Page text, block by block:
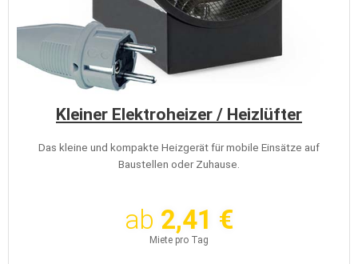
Kleiner Elektroheizer / Heizlüfter
Das kleine und kompakte Heizgerät für mobile Einsätze auf
Baustellen oder Zuhause.
ab 2,41 €
Miete pro Tag